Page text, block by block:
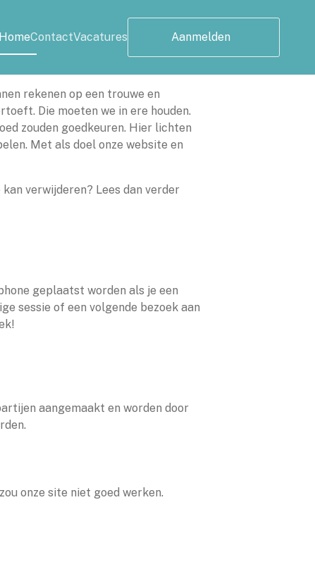
HomeContactVacatures Aanmelden
rekenen op een trouwe en
Die moeten we in ere houden.
zouden goedkeuren. Hier lichten
Met als doel onze website en
verwijderen? Lees dan verder
geplaatst worden als je een
sessie of een volgende bezoek aan
aangemaakt en worden door
onze site niet goed werken.